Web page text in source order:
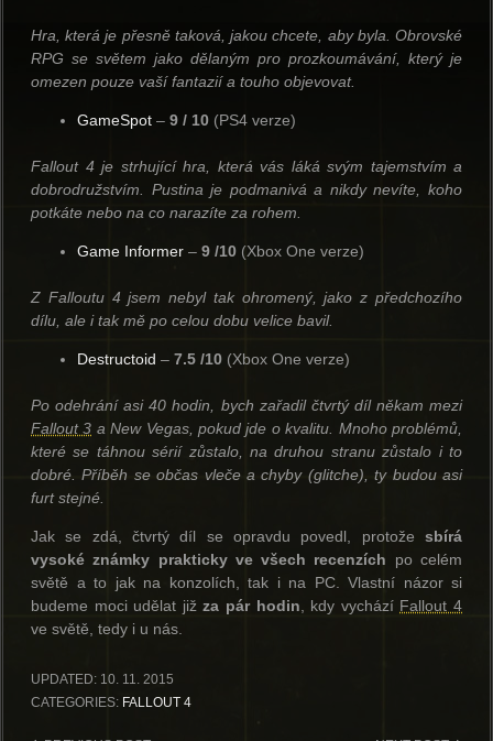
Hra, která je přesně taková, jakou chcete, aby byla. Obrovské
RPG se světem jako dělaným pro prozkoumávání, který je
omezen pouze vaší fantazií a touho objevovat.
GameSpot – 9 / 10 (PS4 verze)
Fallout 4 je strhující hra, která vás lákásvým tajemstvím a
dobrodružstvím. Pustina je podmanivá a nikdy nevíte, koho
potkáte nebo na co narazíte za rohem.
Game Informer – 9 /10 (Xbox One verze)
Z Falloutu 4 jsem nebyl tak ohromený, jako z předchozího
dílu, ale i tak mě po celou dobu velice bavil.
Destructoid – 7.5 /10 (Xbox One verze)
Po odehrání asi 40 hodin, bych zařadil čtvrtý díl někam mezi
Fallout 3 a New Vegas, pokud jde o kvalitu. Mnoho problémů,
které se táhnou sérií zůstalo, na druhou stranu zůstalo i to
dobré. Příběh se občas vleče a chyby (glitche), ty budou asi
furt stejné.
Jak se zdá, čtvrtý díl se opravdu povedl, protože sbírá
vysoké známky prakticky ve všech recenzích po celém
světě a to jak na konzolích, tak i na PC. Vlastní názor si
budeme moci udělat jižza pár hodin, kdy vychází Fallout 4
ve světě, tedy i u nás.
UPDATED: 10. 11. 2015
CATEGORIES: FALLOUT 4